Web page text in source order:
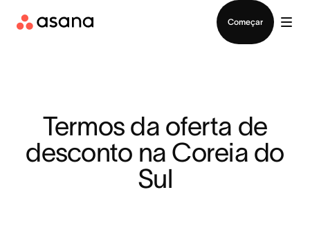
Começar
Termos da oferta de
desconto na Coreia do
Sul